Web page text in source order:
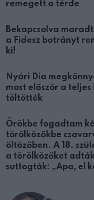
remegett a térde
Bekapcsolva
a Fidesz botrányt
ki!
Nyári Dia
most először a
töltötték
Örökbe fogadtam
törölközőkbe
öltözőben. A 18.
a törölközőket
suttogták: „Apa, el